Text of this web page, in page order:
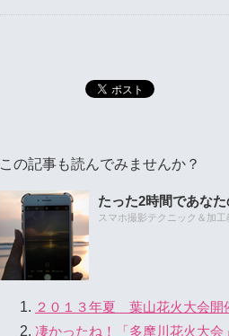
この記事も読んでみませんか？
たった2時間であな
スマホ撮影テクニック＆加
２０１３年夏 葉山花火大会
凄かったね！「多摩川花火大